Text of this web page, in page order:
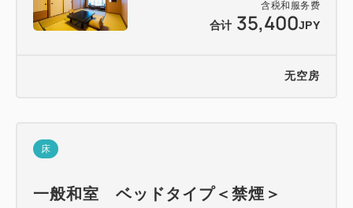
＊＊＊＊＊＊＊＊＊＊＊＊＊＊＊＊＊＊
*如有任何食物过敏，请在预订时告知我们。
含税和服务费
合计 35,400JPY
无空房
床
一般和室 ベッドタイプ＜禁煙＞